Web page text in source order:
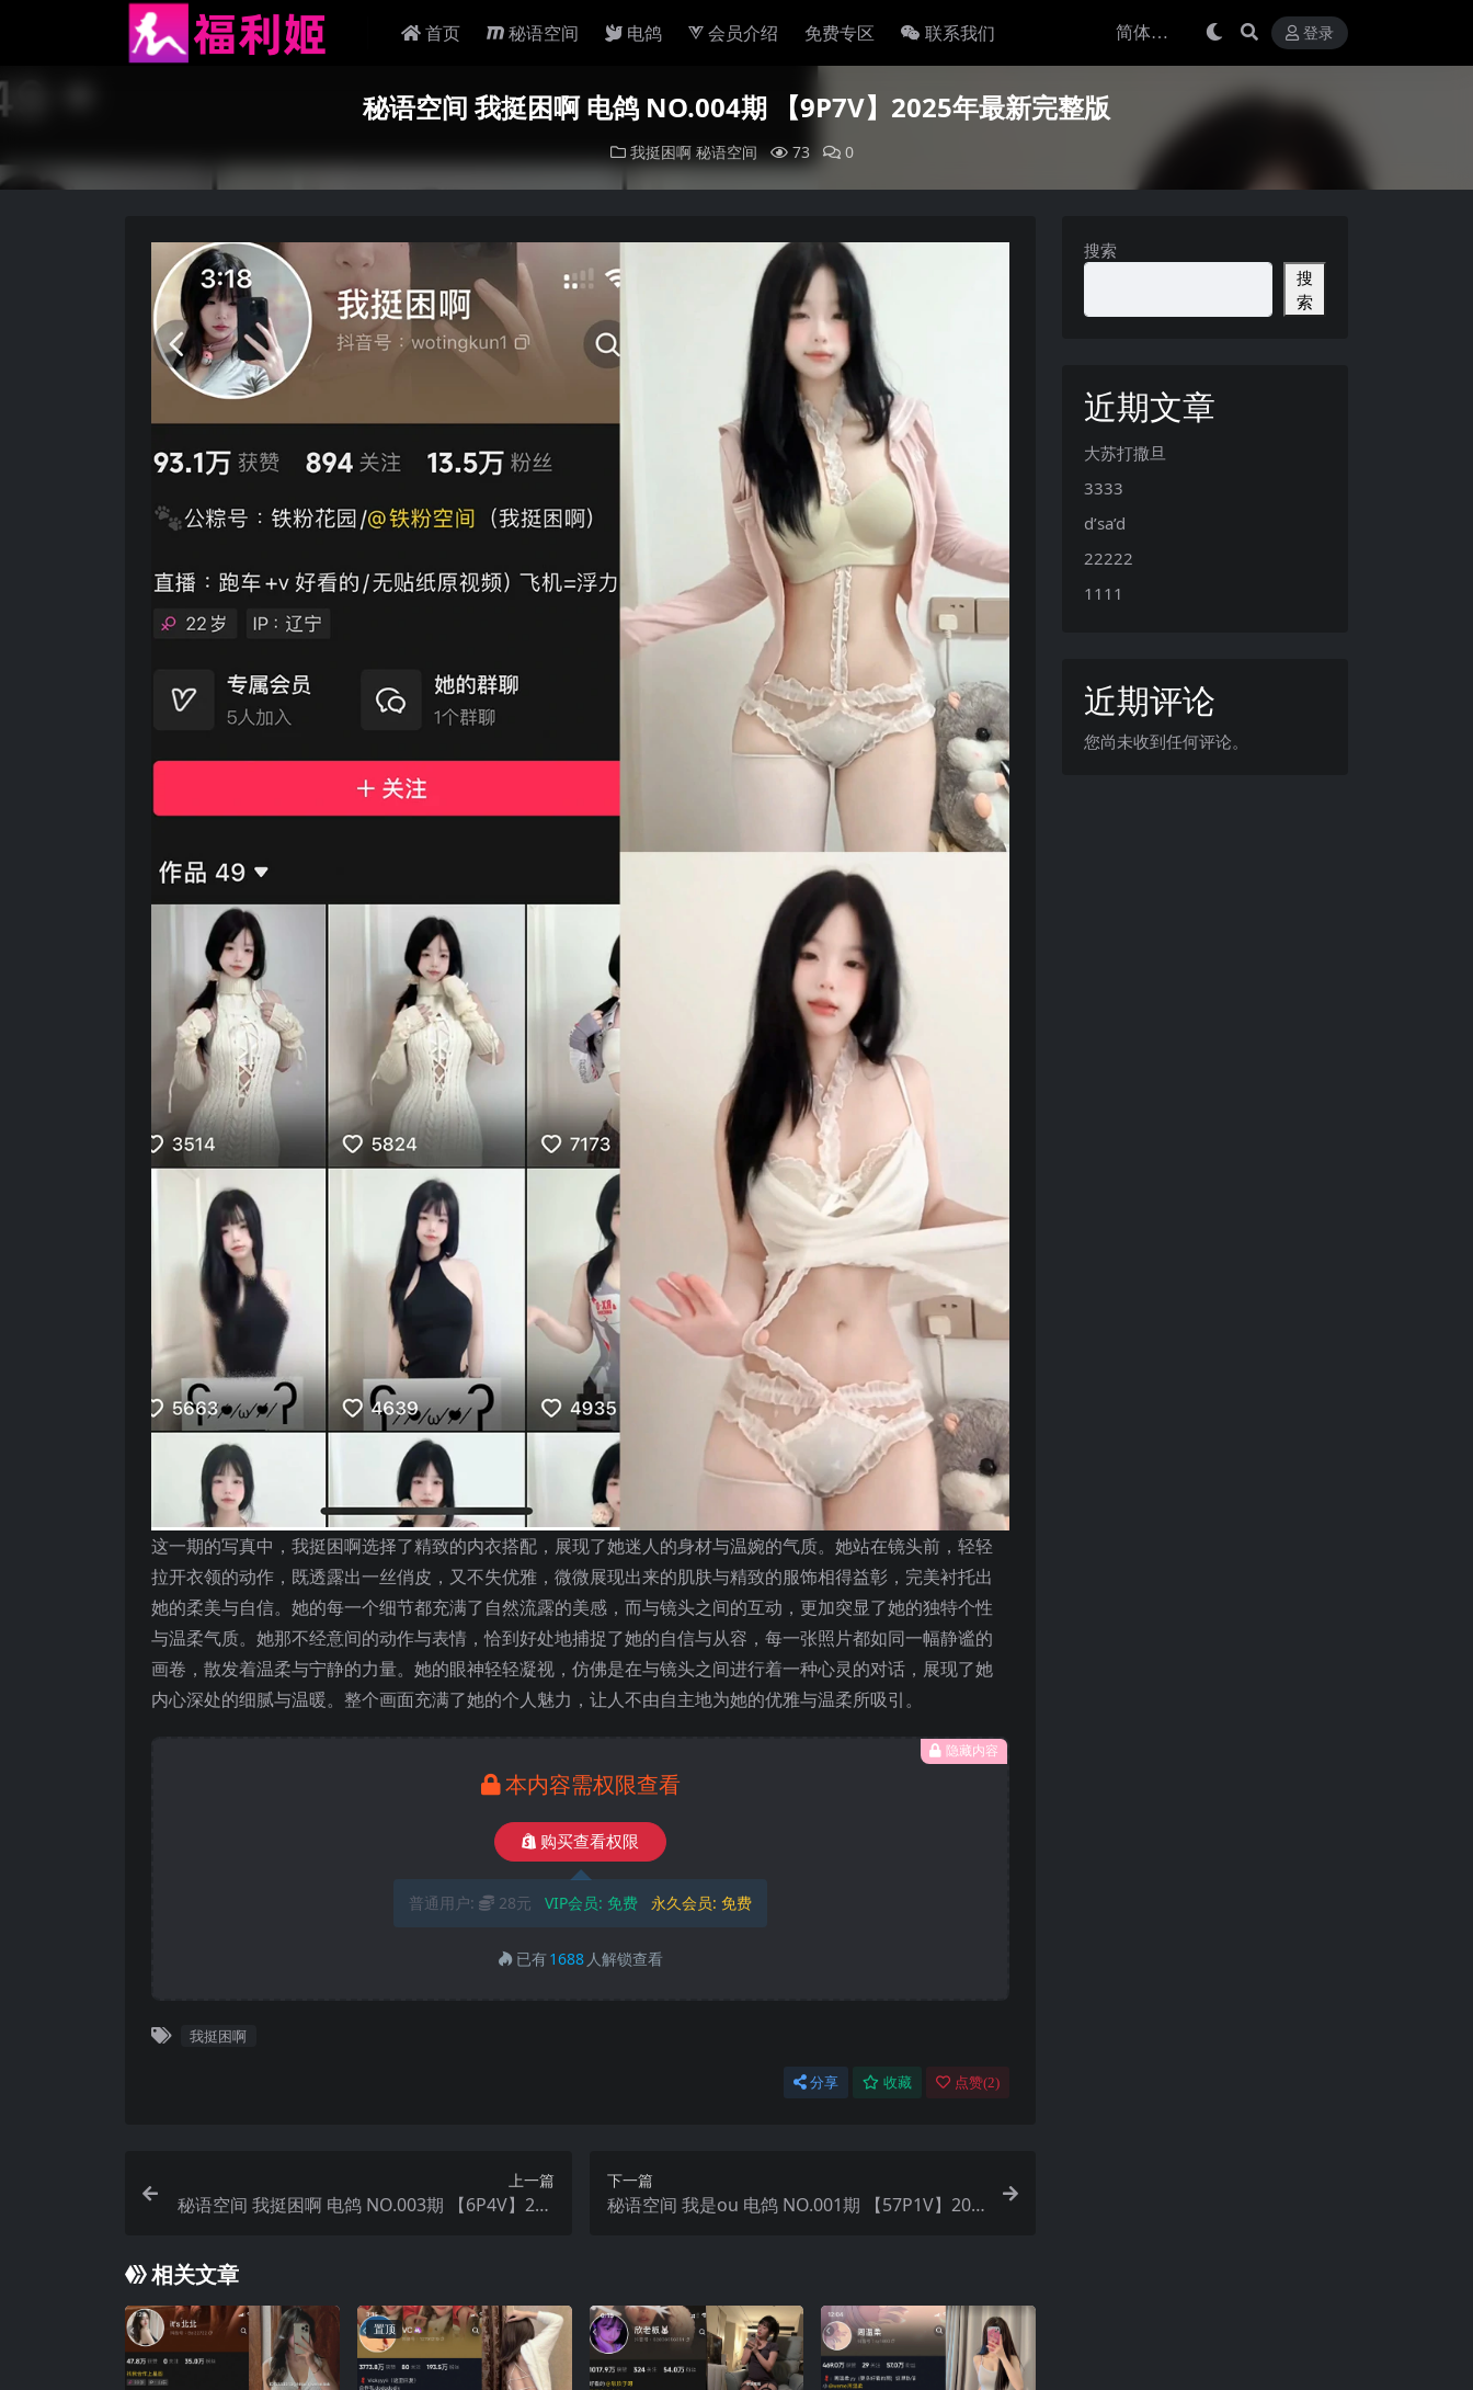
首页 秘语空间 电鸽 会员介绍 免费专区 联系我们 登录
秘语空间 我挺困啊 电鸽 NO.004期 【9P7V】2025年最新完整版
我挺困啊 秘语空间 73 0
这一期的写真中，我挺困啊选择了精致的内衣搭配，展现了她迷人的身材与温婉的气质。她站在镜头前，轻轻
拉开衣领的动作，既透露出一丝俏皮，又不失优雅，微微展现出来的肌肤与精致的服饰相得益彰，完美衬托出
她的柔美与自信。她的每一个细节都充满了自然流露的美感，而与镜头之间的互动，更加突显了她的独特个性
与温柔气质。她那不经意间的动作与表情，恰到好处地捕捉了她的自信与从容，每一张照片都如同一幅静谧的
画卷，散发着温柔与宁静的力量。她的眼神轻轻凝视，仿佛是在与镜头之间进行着一种心灵的对话，展现了她
内心深处的细腻与温暖。整个画面充满了她的个人魅力，让人不由自主地为她的优雅与温柔所吸引。
隐藏内容
本内容需权限查看
购买查看权限
普通用户: 28元 VIP会员: 免费 永久会员: 免费
已有1688 人解锁查看
我挺困啊
分享 收藏 点赞(2)
上一篇
秘语空间 我挺困啊 电鸽 NO.003期 【6P4V】202
下一篇
秘语空间 我是ou 电鸽 NO.001期 【57P1V】202
相关文章
置顶
搜索
搜
索
近期文章
大苏打撒旦
3333
d’sa’d
22222
1111
近期评论
您尚未收到任何评论。